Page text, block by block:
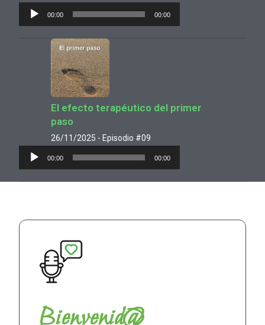
Reproductor
de
00:00 00:00
El efecto terapéutico del primer
paso
26/11/2025 - Episodio #09
Reproductor
de
audio
00:00 00:00
Bienvenid@